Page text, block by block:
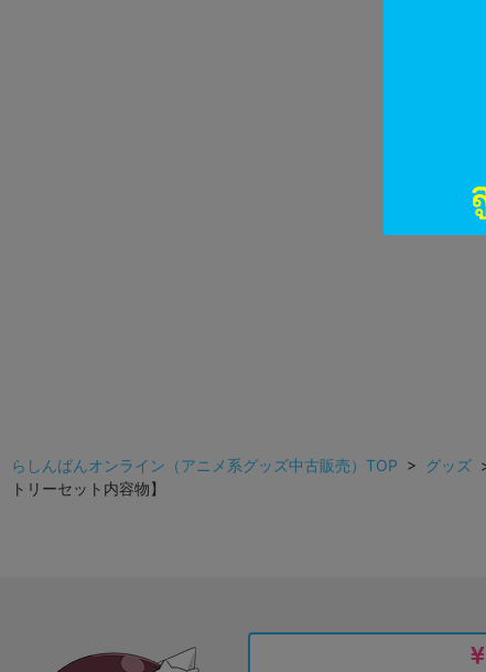
らしんばんオンライン（アニメ系グッズ中古販売）TOP > グッズ
トリーセット内容物】